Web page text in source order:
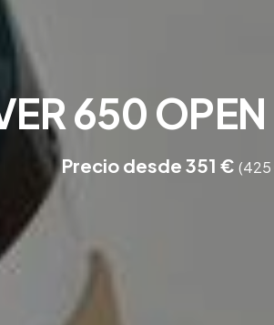
650
Precio desde 351 € (425